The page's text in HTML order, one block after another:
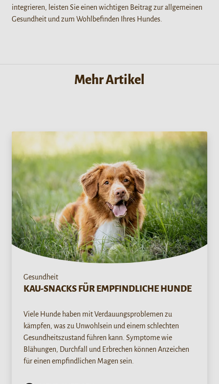
integrieren, leisten Sie einen wichtigen Beitrag zur allgemeinen
Gesundheit und zum Wohlbefinden Ihres Hundes.
Mehr Artikel
Gesundheit
KAU-SNACKS FÜR EMPFINDLICHE HUNDE
Viele Hunde haben mit Verdauungsproblemen zu
kämpfen, was zu Unwohlsein und einem schlechten
Gesundheitszustand führen kann. Symptome wie
Blähungen, Durchfall und Erbrechen können Anzeichen
für einen empfindlichen Magen sein.